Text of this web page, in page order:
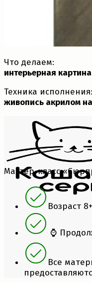
Что делаем:
интерьерная картина
Техника исполнения:
живопись акрилом
Мастер-класс
Возраст 8+
⌚
Все